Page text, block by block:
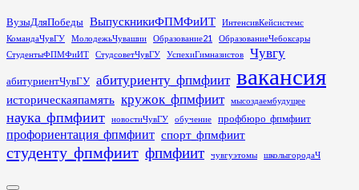
Перейти
к
содержимому
ВузыДляПобеды ВыпускникиФПМФиИТ
ИнтенсивКейсистемс
КомандаЧувГУ
МолодежьЧувашии Образование21
ОбразованиеЧебоксары
СтудентыФПМФиИТ
СтудсоветЧувГУ УспехиГимназистов Чувгу
абитуриентЧувГУ абитуриенту_фпмфиит вакансия
историческаяпамять кружок_фпмфиит мысоздаембудущее
наука_фпмфиит новостиЧувГУ обучение профбюро_фпмфиит
профориентация_фпмфиит спорт_фпмфиит
студенту_фпмфиит фпмфиит чувгуэтомы школыгородаЧ
Основное